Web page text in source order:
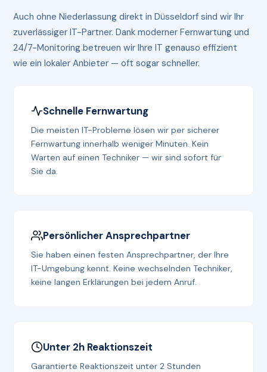
Auch ohne Niederlassung direkt in Düsseldorf sind wir Ihr
zuverlässiger IT-Partner. Dank moderner Fernwartung und
24/7-Monitoring betreuen wir Ihre IT genauso effizient
wie ein lokaler Anbieter — oft sogar schneller.
Schnelle Fernwartung
Die meisten IT-Probleme lösen wir per sicherer
Fernwartung innerhalb weniger Minuten. Kein
Warten auf einen Techniker — wir sind sofort für
Sie da.
Persönlicher Ansprechpartner
Sie haben einen festen Ansprechpartner, der Ihre
IT-Umgebung kennt. Keine wechselnden Techniker,
keine langen Erklärungen bei jedem Anruf.
Unter 2h Reaktionszeit
Garantierte Reaktionszeit unter 2 Stunden